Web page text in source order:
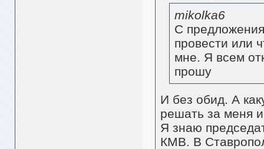
mikolka6
С
провести или
мне. Я всем
прошу
И без обид. А
решать за меня
Я знаю
КМВ. В